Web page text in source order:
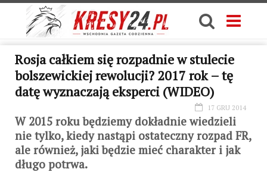
Rosja całkiem się rozpadnie w stulecie
bolszewickiej rewolucji? 2017 rok – tę
datę wyznaczają eksperci (WIDEO)
17 GRU 2014
W 2015 roku będziemy dokładnie wiedzieli
nie tylko, kiedy nastąpi ostateczny rozpad FR,
ale również, jaki będzie mieć charakter i jak
długo potrwa.